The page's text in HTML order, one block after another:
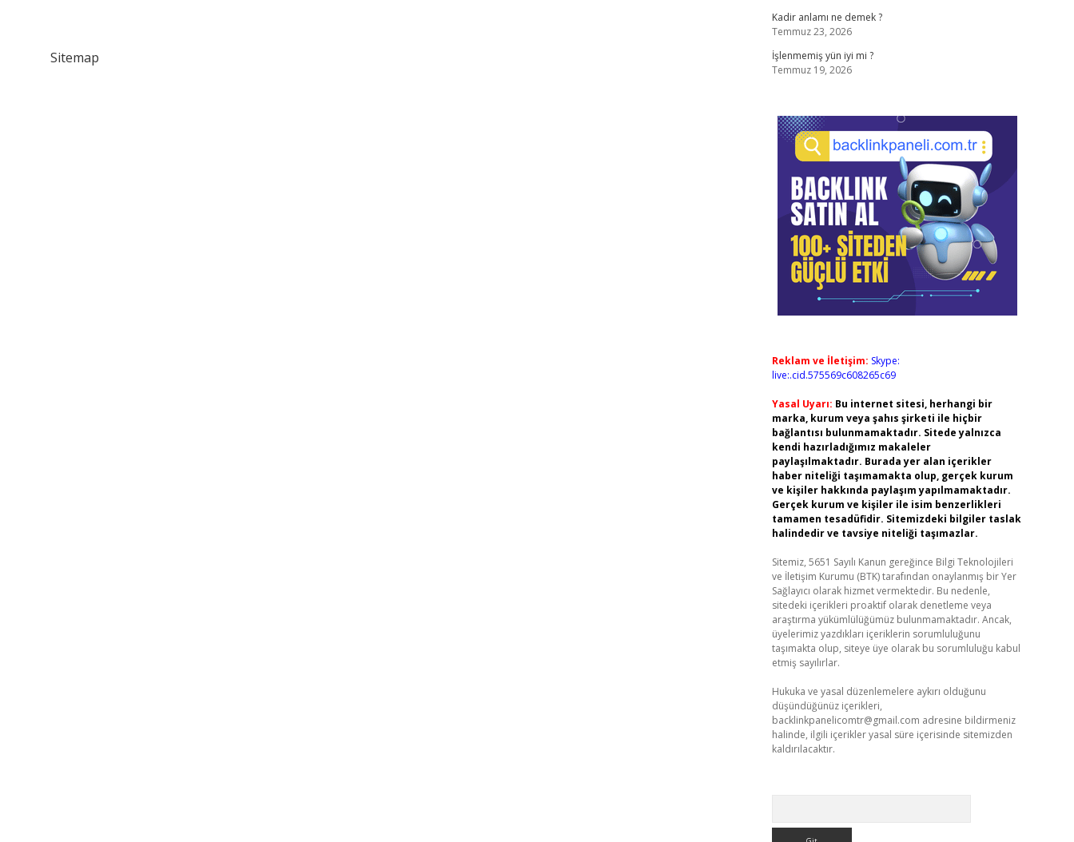
Sitemap
Kadir anlamı ne demek ?
Temmuz 23, 2026
İşlenmemiş yün iyi mi ?
Temmuz 19, 2026
Reklam ve İletişim: Skype:
live:.cid.575569c608265c69
Yasal Uyarı: Bu internet sitesi, herhangi bir
marka, kurum veya şahıs şirketi ile hiçbir
bağlantısı bulunmamaktadır. Sitede yalnızca
kendi hazırladığımız makaleler
paylaşılmaktadır. Burada yer alan içerikler
haber niteliği taşımamakta olup, gerçek kurum
ve kişiler hakkında paylaşım yapılmamaktadır.
Gerçek kurum ve kişiler ile isim benzerlikleri
tamamen tesadüfidir. Sitemizdeki bilgiler taslak
halindedir ve tavsiye niteliği taşımazlar.
Sitemiz, 5651 Sayılı Kanun gereğince Bilgi Teknolojileri
ve İletişim Kurumu (BTK) tarafından onaylanmış bir Yer
Sağlayıcı olarak hizmet vermektedir. Bu nedenle,
sitedeki içerikleri proaktif olarak denetleme veya
araştırma yükümlülüğümüz bulunmamaktadır. Ancak,
üyelerimiz yazdıkları içeriklerin sorumluluğunu
taşımakta olup, siteye üye olarak bu sorumluluğu kabul
etmiş sayılırlar.
Hukuka ve yasal düzenlemelere aykırı olduğunu
düşündüğünüz içerikleri,
backlinkpanelicomtr@gmail.com adresine bildirmeniz
halinde, ilgili içerikler yasal süre içerisinde sitemizden
kaldırılacaktır.